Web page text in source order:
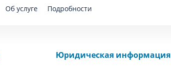
Об услуге Подробности
Юридическая информация